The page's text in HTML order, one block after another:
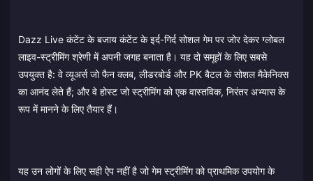
Dazz Live कंटेंट के बजाय कंटेंट के इर्द-गिर्द सोशल गेम पर जोर देकर ग्लोबल
लाइव-स्ट्रीमिंग श्रेणी में अपनी जगह बनाता है। यह दो समूहों के लिए सबसे
उपयुक्त है: वे व्यूअर्स जो फैन क्लब, लीडरबोर्ड और PK बैटल के सोशल मैकेनिक्स
का आनंद लेते हैं; और वे होस्ट जो स्ट्रीमिंग को एक वास्तविक, निरंतर अभ्यास के
रूप में मानने के लिए तैयार हैं।
यह उन लोगों के लिए सही ऐप नहीं है जो गेम स्ट्रीमिंग को प्राथमिक उपयोग के